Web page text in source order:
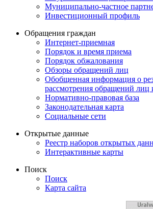
Муниципально-частное
Инвестиционный профиль
Обращения граждан
Интернет-приемная
Порядок и время приема
Порядок обжалования
Обзоры обращений лиц
Обобщенная информация о
рассмотрения обращений лиц
Нормативно-правовая база
Законодательная карта
Социальные сети
Открытые данные
Реестр наборов открытых
Интерактивные карты
Поиск
Поиск
Карта сайта